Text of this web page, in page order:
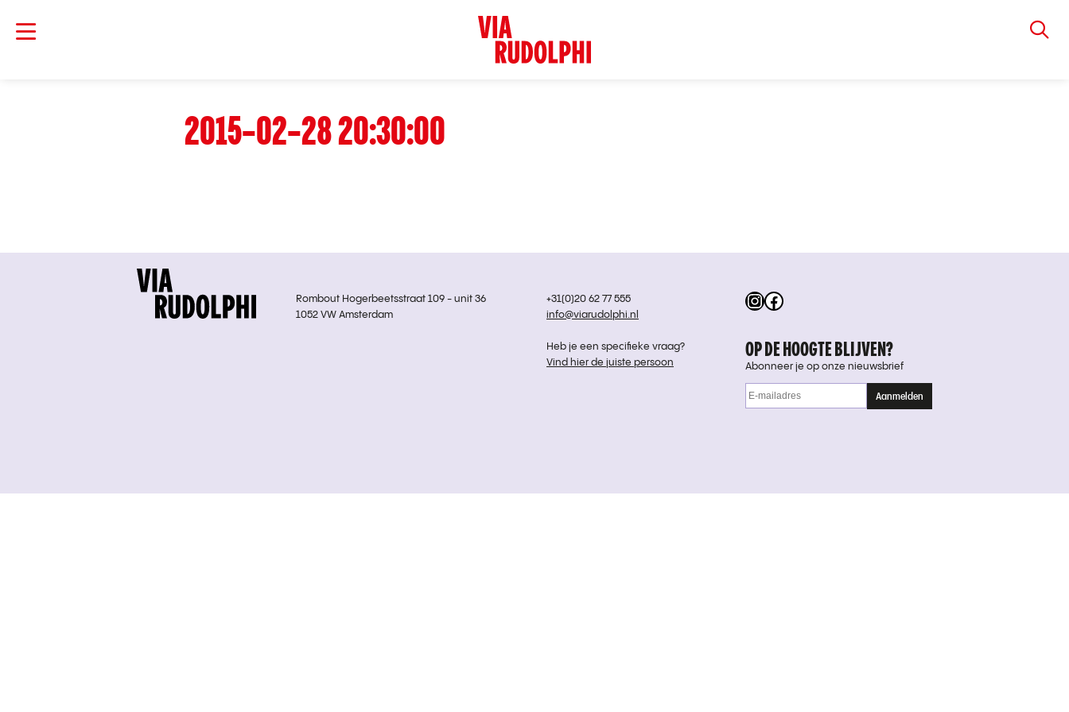
2015-02-28 20:30:00
Instagram
Facebook
Rombout Hogerbeetsstraat 109 - unit 36
1052 VW Amsterdam
+31(0)20 62 77 555
info@viarudolphi.nl
Heb je een specifieke vraag?
Vind hier de juiste persoon
OP DE HOOGTE BLIJVEN?
Abonneer je op onze nieuwsbrief